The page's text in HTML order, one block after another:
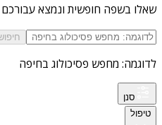
שאלו בשפה חופשית ונמצא עבורכם
לדוגמה: מחפש פסיכולוג בחיפה
סנן
טיפול